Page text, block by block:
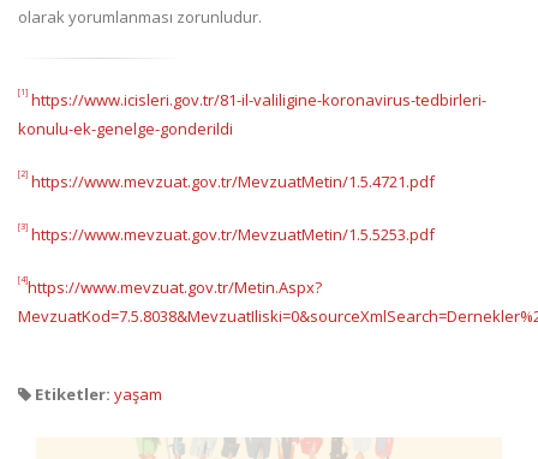
olarak yorumlanması zorunludur.
[1] https://www.icisleri.gov.tr/81-il-valiligine-koronavirus-tedbirleri-
konulu-ek-genelge-gonderildi
[2] https://www.mevzuat.gov.tr/MevzuatMetin/1.5.4721.pdf
[3] https://www.mevzuat.gov.tr/MevzuatMetin/1.5.5253.pdf
[4]https://www.mevzuat.gov.tr/Metin.Aspx?
Etiketler: yaşam